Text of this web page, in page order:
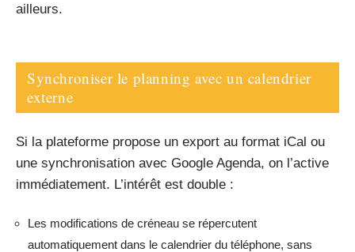
ailleurs.
Synchroniser le planning avec un calendrier
externe
Si la plateforme propose un export au format iCal ou
une synchronisation avec Google Agenda, on l’active
immédiatement. L’intérêt est double :
Les modifications de créneau se répercutent
automatiquement dans le calendrier du téléphone, sans